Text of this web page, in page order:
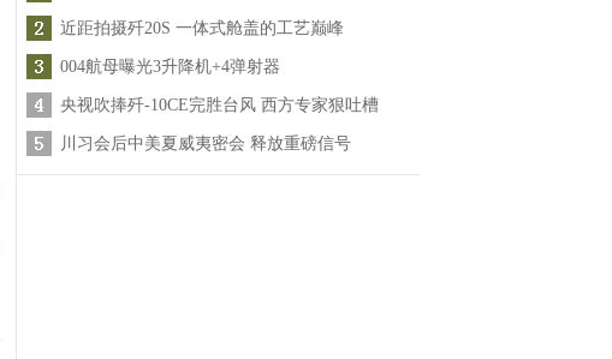
近距拍摄歼20S 一体式舱盖的工艺巅峰
004航母曝光3升降机+4弹射器
央视吹捧歼-10CE完胜台风 西方专家狠吐槽
川习会后中美夏威夷密会 释放重磅信号